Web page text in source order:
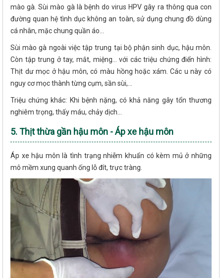
mào gà. Sùi mào gà là bệnh do virus HPV gây ra thông qua con
đường quan hệ tình dục không an toàn, sử dụng chung đồ dùng
cá nhân, mặc chung quần áo...
Sùi mào gà ngoài việc tập trung tại bộ phận sinh dục, hậu môn.
Còn tập trung ở tay, mắt, miệng... với các triệu chứng điển hình:
Thịt dư mọc ở hậu môn, có màu hồng hoặc xám. Các u này có
nguy cơ mọc thành từng cụm, sần sùi,...
Triệu chứng khác: Khi bệnh nặng, có khả năng gây tổn thương
nghiêm trọng, thấy máu, chảy dịch...
5. Thịt thừa gần hậu môn - Áp xe hậu môn
Áp xe hậu môn là tình trạng nhiễm khuẩn có kèm mủ ở những
mô mềm xung quanh ống lỗ đít, trực tràng.